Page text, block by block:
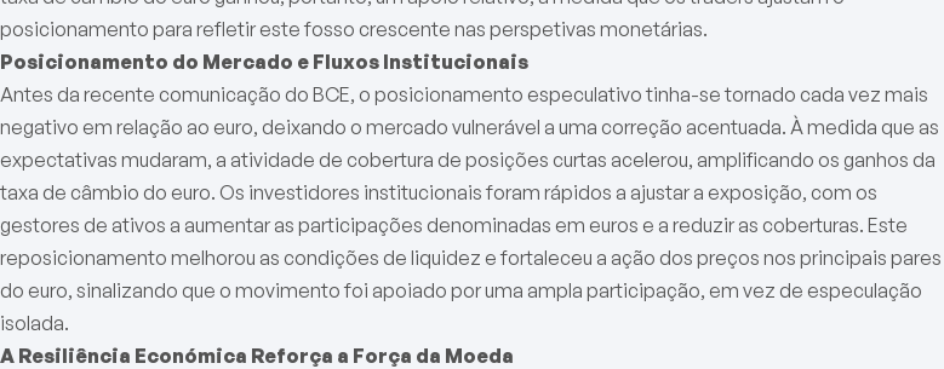
posicionamento para refletir este fosso crescente nas perspetivas monetárias.
Posicionamento do Mercado e Fluxos Institucionais
Antes da recente comunicação do BCE, o posicionamento especulativo tinha-se tornado cada vez mais
negativo em relação ao euro, deixando o mercado vulnerável a uma correção acentuada. À medida que as
expectativas mudaram, a atividade de cobertura de posições curtas acelerou, amplificando os ganhos da
taxa de câmbio do euro. Os investidores institucionais foram rápidos a ajustar a exposição, com os
gestores de ativos a aumentar as participações denominadas em euros e a reduzir as coberturas. Este
reposicionamento melhorou as condições de liquidez e fortaleceu a ação dos preços nos principais pares
do euro, sinalizando que o movimento foi apoiado por uma ampla participação, em vez de especulação
isolada.
A Resiliência Económica Reforça a Força da Moeda